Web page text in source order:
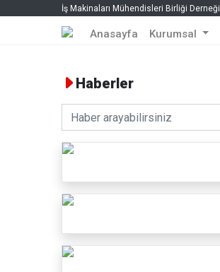
İş Makinaları Mühendisleri Birliği Derneği
Anasayfa Kurumsal
Haberler